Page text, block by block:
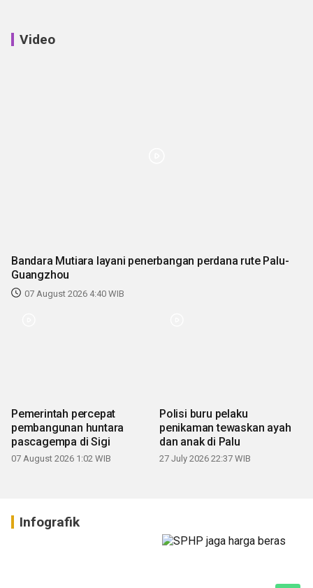
Video
Bandara Mutiara layani penerbangan perdana rute Palu-
Guangzhou
07 August 2026 4:40 WIB
Pemerintah percepat
pembangunan huntara
pascagempa di Sigi
07 August 2026 1:02 WIB
Polisi buru pelaku
penikaman tewaskan ayah
dan anak di Palu
27 July 2026 22:37 WIB
Infografik